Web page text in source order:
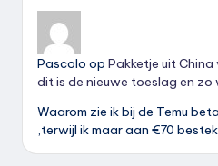
Pascolo op Pakketje uit
dit is de nieuwe toeslag en zo
Waarom zie ik bij de Temu
,terwijl ik maar aan €70